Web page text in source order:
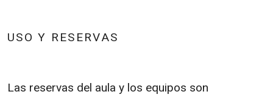
USO Y RESERVAS
Las reservas del aula y los equipos son